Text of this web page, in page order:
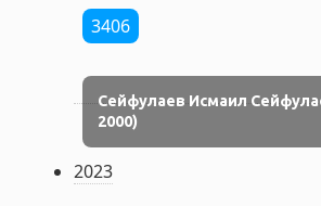
3406
Сейфулаев Исмаил
2000)
2023